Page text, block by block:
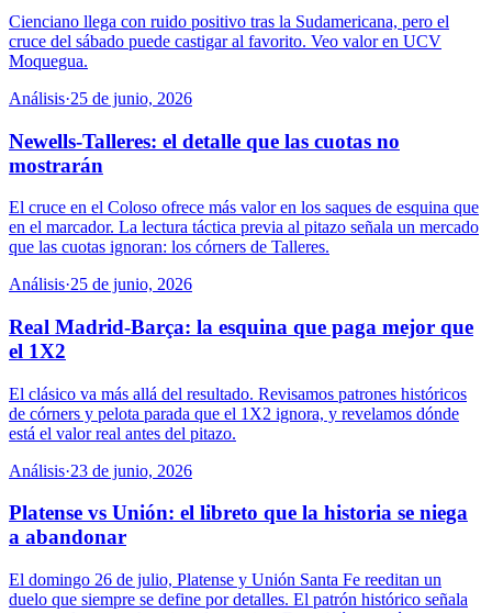
Cienciano llega con ruido positivo tras la Sudamericana, pero el
cruce del sábado puede castigar al favorito. Veo valor en UCV
Moquegua.
Análisis·25 de junio, 2026
Newells-Talleres: el detalle que las cuotas no
mostrarán
El cruce en el Coloso ofrece más valor en los saques de esquina que
en el marcador. La lectura táctica previa al pitazo señala un mercado
que las cuotas ignoran: los córners de Talleres.
Análisis·25 de junio, 2026
Real Madrid-Barça: la esquina que paga mejor que
el 1X2
El clásico va más allá del resultado. Revisamos patrones históricos
de córners y pelota parada que el 1X2 ignora, y revelamos dónde
está el valor real antes del pitazo.
Análisis·23 de junio, 2026
Platense vs Unión: el libreto que la historia se niega
a abandonar
El domingo 26 de julio, Platense y Unión Santa Fe reeditan un
duelo que siempre se define por detalles. El patrón histórico señala